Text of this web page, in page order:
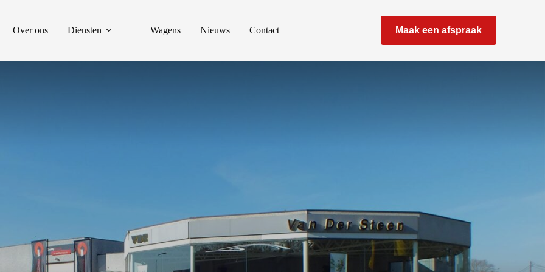
Over ons Diensten Wagens Nieuws Contact Maak een afspraak